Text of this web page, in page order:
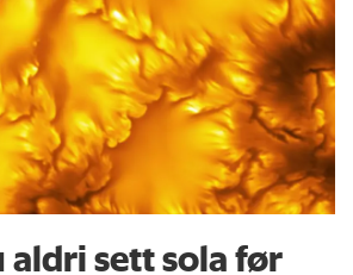
aldri sett sola før